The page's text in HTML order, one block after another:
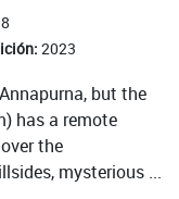
2023
but the
has a remote
the
mysterious ...